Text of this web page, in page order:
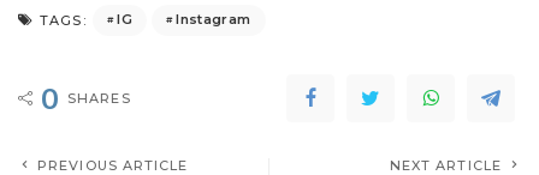
TAGS: IG Instagram
0 SHARES
PREVIOUS ARTICLE NEXT ARTICLE